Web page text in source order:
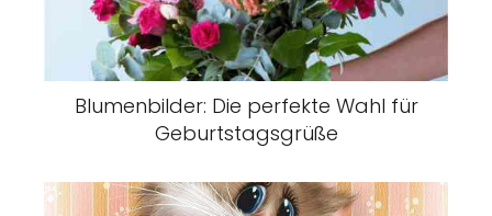
Blumenbilder: Die perfekte Wahl für
Geburtstagsgrüße